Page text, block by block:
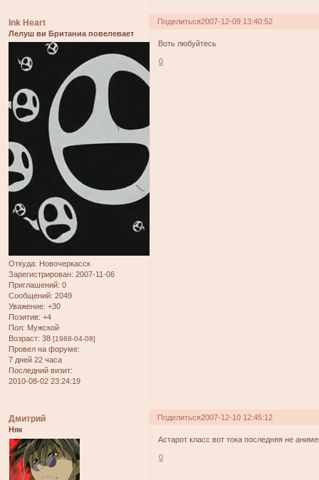
Поделиться2007-12-09 13:40:52
Ink Heart
Лелуш ви Британиа повелевает
Откуда: Новочеркасск
Зарегистрирован: 2007-11-06
Приглашений: 0
Сообщений: 2049
Уважение: +30
Позитив: +4
Пол: Мужской
Возраст: 38 [1988-04-08]
Провел на форуме:
7 дней 22 часа
Последний визит:
2010-08-02 23:24:19
Воть любуйтесь
0
Поделиться2007-12-10 12:45:12
Дмитрий
Няк
Астарот класс вот тока последняя не
0